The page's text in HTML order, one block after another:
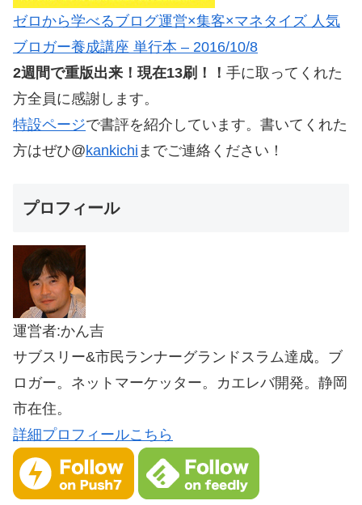
ゼロから学べるブログ運営×集客×マネタイズ 人気
ブロガー養成講座 単行本 – 2016/10/8
2週間で重版出来！現在13刷！！ 手に取ってくれた
方全員に感謝します。
特設ページで書評を紹介しています。書いてくれた
方はぜひ@kankichi までご連絡ください！
プロフィール
運営者:かん吉
サブスリー&市民ランナーグランドスラム達成。ブ
ロガー。ネットマーケッター。カエレバ開発。静岡
市在住。
詳細プロフィールこちら